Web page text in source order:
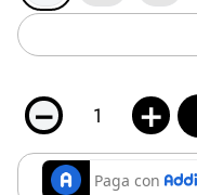
＋
－